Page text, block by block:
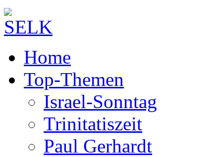
Home
Top-Themen
Israel-Sonntag
Trinitatiszeit
Paul Gerhardt